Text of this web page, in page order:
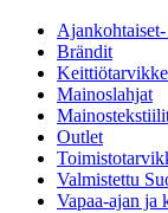
Brändit
Mainoslahjat
Outlet
Valmistettu
Vapaa-ajan ja